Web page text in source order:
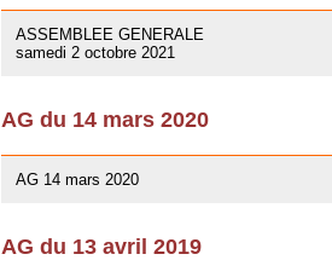
ASSEMBLEE GENERALE
samedi 2 octobre 2021
AG du 14 mars 2020
AG 14 mars 2020
AG du 13 avril 2019